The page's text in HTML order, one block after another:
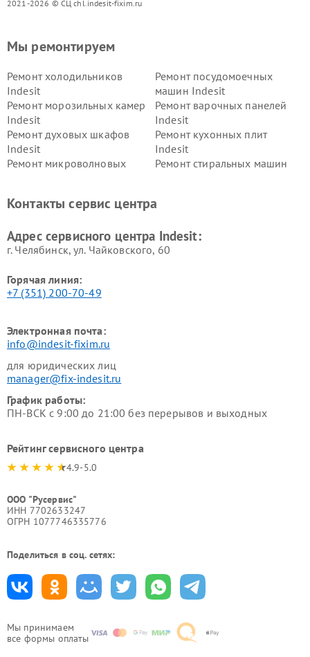
2021-2026 © СЦ chl.indesit-fixim.ru
Мы принимаем
все формы оплаты
Мы ремонтируем
Ремонт холодильников
Indesit
Ремонт посудомоечных
машин Indesit
Ремонт морозильных камер
Indesit
Ремонт варочных панелей
Indesit
Ремонт духовых шкафов
Indesit
Ремонт кухонных плит
Indesit
Ремонт микроволновых
Ремонт стиральных машин
Indesit
Indesit
Контакты сервис центра
Адрес сервисного центра Indesit:
г. Челябинск, ул. Чайковского, 60
Горячая линия:
+7 (351) 200-70-49
Электронная почта:
info@indesit-fixim.ru
для юридических лиц
manager@fix-indesit.ru
График работы:
ПН-ВСК с 9:00 до 21:00 без перерывов и выходных
Рейтинг сервисного центра
4.9-5.0
ООО "Русервис"
ИНН 7702633247
ОГРН 1077746335776
Поделиться в соц. сетях: